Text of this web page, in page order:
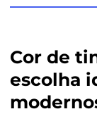
Cor de
escolha